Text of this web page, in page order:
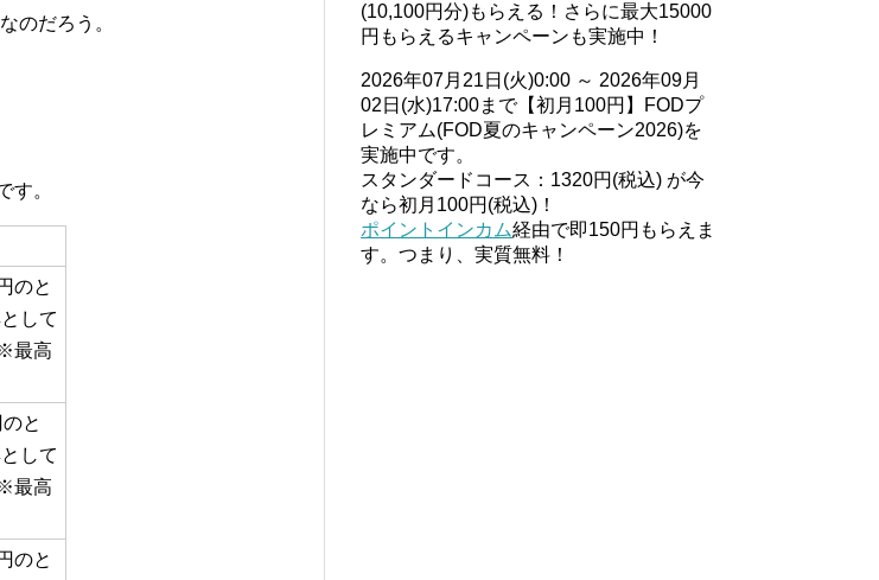
のだろう。
す。
のと
して
最高
と
して
最高
のと
(10,100円分)もらえる！さらに最大15000
円もらえるキャンペーンも実施中！
2026年07月21日(火)0:00 ～ 2026年09月
02日(水)17:00まで【初月100円】FODプ
レミアム(FOD夏のキャンペーン2026)を
実施中です。
スタンダードコース：1320円(税込) が今
なら初月100円(税込)！
ポイントインカム経由で即150円もらえま
す。つまり、実質無料！